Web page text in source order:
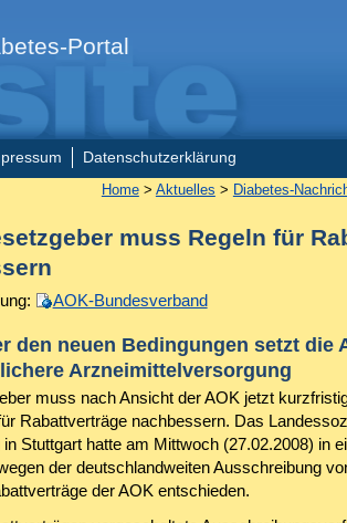
Portal
Datenschutzerklärung
Home> Aktuelles > Diabetes-
muss Regeln für
AOK-Bundesverband
den neuen Bedingungen setzt die
Arzneimittelversorgung
muss nach Ansicht der AOK jetzt
Rabattverträge nachbessern. Das
Stuttgart hatte am Mittwoch (27.02.2008) in
der deutschlandweiten Ausschreibung
der AOK entschieden.